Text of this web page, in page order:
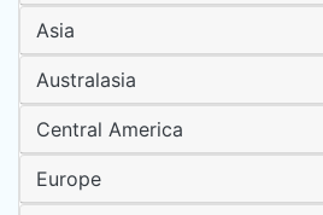
Asia
Australasia
Central America
Europe